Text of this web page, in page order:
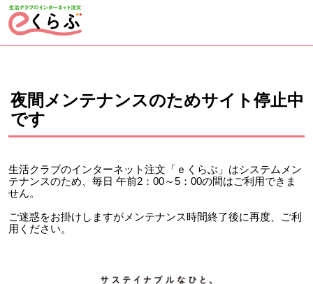
ページの先頭です。
夜間メンテナンスのためサイト停止中
です
生活クラブのインターネット注文「ｅくらぶ」はシステムメン
テナンスのため、毎日 午前2：00～5：00の間はご利用できま
せん。
ご迷惑をお掛けしますがメンテナンス時間終了後に再度、ご利
用ください。